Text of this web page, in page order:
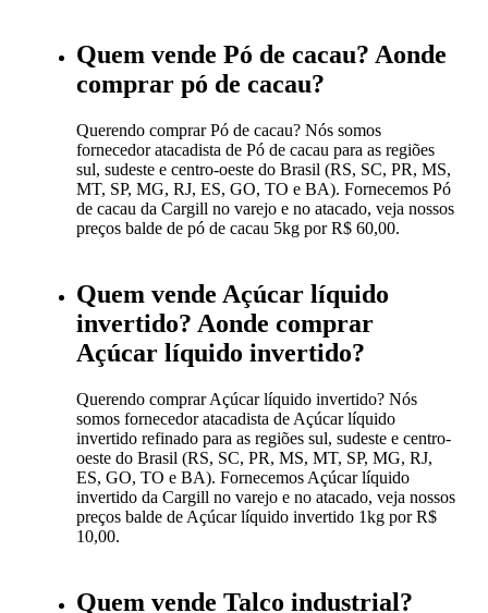
Quem vende Pó de cacau? Aonde
comprar pó de cacau?
Querendo comprar Pó de cacau? Nós somos
fornecedor atacadista de Pó de cacau para as regiões
sul, sudeste e centro-oeste do Brasil (RS, SC, PR, MS,
MT, SP, MG, RJ, ES, GO, TO e BA). Fornecemos Pó
de cacau da Cargill no varejo e no atacado, veja nossos
preços balde de pó de cacau 5kg por R$ 60,00.
Quem vende Açúcar líquido
invertido? Aonde comprar
Açúcar líquido invertido?
Querendo comprar Açúcar líquido invertido? Nós
somos fornecedor atacadista de Açúcar líquido
invertido refinado para as regiões sul, sudeste e centro-
oeste do Brasil (RS, SC, PR, MS, MT, SP, MG, RJ,
ES, GO, TO e BA). Fornecemos Açúcar líquido
invertido da Cargill no varejo e no atacado, veja nossos
preços balde de Açúcar líquido invertido 1kg por R$
10,00.
Quem vende Talco industrial?